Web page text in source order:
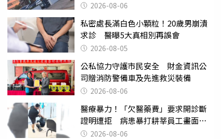
2026-08-06
私密處長滿白色小顆粒！20歲男崩潰
求診 醫曝5大真相別再誤會
2026-08-05
公私協力守護市民安全 財金資訊公
司贈消防警備車及先進救災裝備
2026-08-06
醫療暴力！「欠醫藥費」要求開診斷
證明遭拒 病患暴打耕莘員工畫面曝
光 2026-08-06